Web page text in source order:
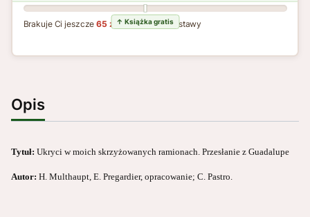
Brakuje Ci jeszcze65 zł do darmowej dostawy
Opis
Tytuł: Ukryci w moich skrzyżowanych ramionach. Przesłanie z Guadalupe
Autor: H. Multhaupt, E. Pregardier, opracowanie; C. Pastro.